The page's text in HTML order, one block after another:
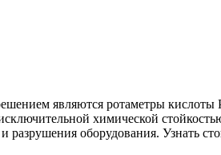
являются ротаметры
химической
оборудования. Узнать